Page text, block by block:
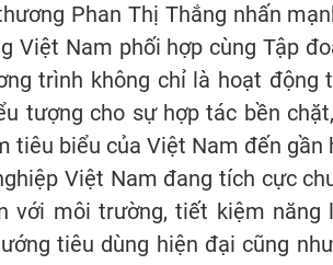
Phan Thị Thắng nhấn
Việt Nam phối hợp cùng Tập
trình không chỉ là hoạt động
tượng cho sự hợp tác bền
tiêu biểu của Việt Nam đến
Việt Nam đang tích cực
với môi trường, tiết kiệm
tiêu dùng hiện đại cũng